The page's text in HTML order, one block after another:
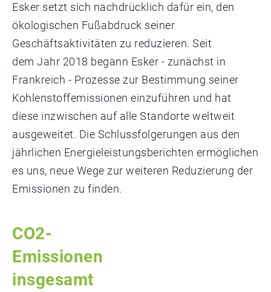
Esker setzt sich nachdrücklich dafür ein, den
ökologischen Fußabdruck seiner
Geschäftsaktivitäten zu reduzieren. Seit
dem Jahr 2018 begann Esker - zunächst in
Frankreich - Prozesse zur Bestimmung seiner
Kohlenstoffemissionen einzuführen und hat
diese inzwischen auf alle Standorte weltweit
ausgeweitet. Die Schlussfolgerungen aus den
jährlichen Energieleistungsberichten ermöglichen
es uns, neue Wege zur weiteren Reduzierung der
Emissionen zu finden.
CO2-
Emissionen
insgesamt